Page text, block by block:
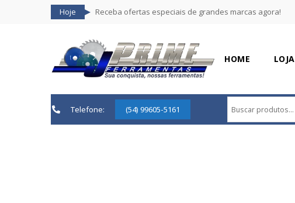
Hoje Receba ofertas especiais de grandes marcas agora!
HOME LOJA
Telefone: (54) 99605-5161